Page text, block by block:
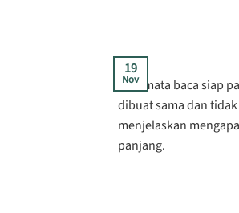
19
Nov
Kacamata baca siap
dibuat sama dan
menjelaskan
panjang.